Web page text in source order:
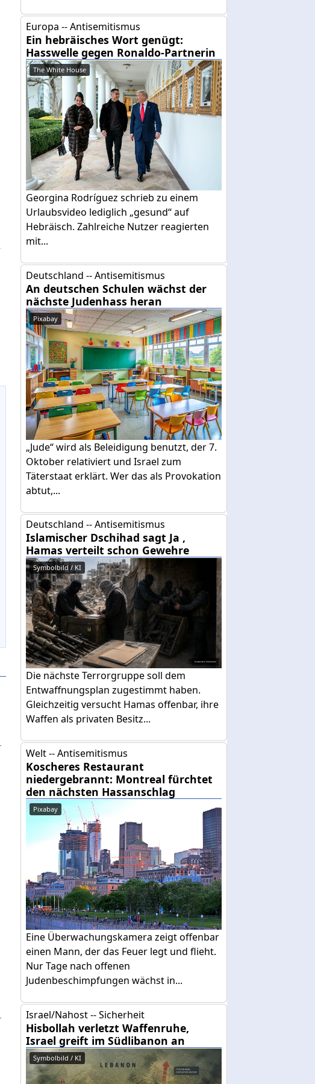
Europa -- Antisemitismus
Ein hebräisches Wort genügt:
Hasswelle gegen Ronaldo-Partnerin
The White House
Georgina Rodríguez schrieb zu einem
Urlaubsvideo lediglich „gesund“ auf
Hebräisch. Zahlreiche Nutzer reagierten
mit...
Deutschland -- Antisemitismus
An deutschen Schulen wächst der
nächste Judenhass heran
Pixabay
„Jude“ wird als Beleidigung benutzt, der 7.
Oktober relativiert und Israel zum
Täterstaat erklärt. Wer das als Provokation
abtut,...
Deutschland -- Antisemitismus
Islamischer Dschihad sagt Ja ,
Hamas verteilt schon Gewehre
Symbolbild / KI
Die nächste Terrorgruppe soll dem
Entwaffnungsplan zugestimmt haben.
Gleichzeitig versucht Hamas offenbar, ihre
Waffen als privaten Besitz...
Welt -- Antisemitismus
Koscheres Restaurant
niedergebrannt: Montreal fürchtet
den nächsten Hassanschlag
Pixabay
Eine Überwachungskamera zeigt offenbar
einen Mann, der das Feuer legt und flieht.
Nur Tage nach offenen
Judenbeschimpfungen wächst in...
Israel/Nahost -- Sicherheit
Hisbollah verletzt Waffenruhe,
Israel greift im Südlibanon an
Symbolbild / KI